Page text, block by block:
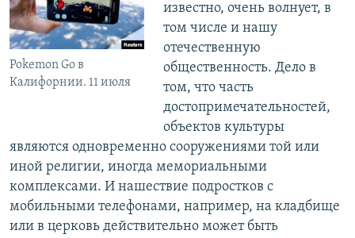
Pokemon Go в
Калифорнии. 11 июля
известно, очень волнует, в
том числе и нашу
отечественную
общественность. Дело в
том, что часть
достопримечательностей,
объектов культуры
являются одновременно сооружениями той или
иной религии, иногда мемориальными
комплексами. И нашествие подростков с
мобильными телефонами, например, на кладбище
или в церковь действительно может быть